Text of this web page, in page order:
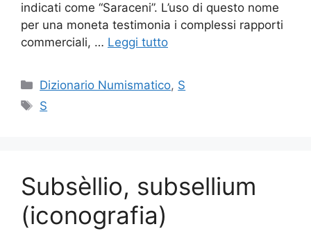
indicati come “Saraceni”. L’uso di questo nome
per una moneta testimonia i complessi rapporti
commerciali, … Leggi tutto
Categorie
Dizionario Numismatico, S
Tag
S
Subsèllio, subsellium
(iconografia)